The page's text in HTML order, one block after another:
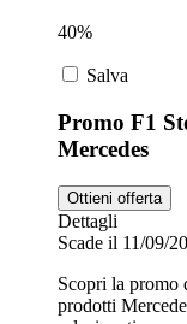
40%
Salva
Promo F1
Mercedes
Ottieni offerta
Dettagli
Scade il 11/09/
Scopri la promo
prodotti